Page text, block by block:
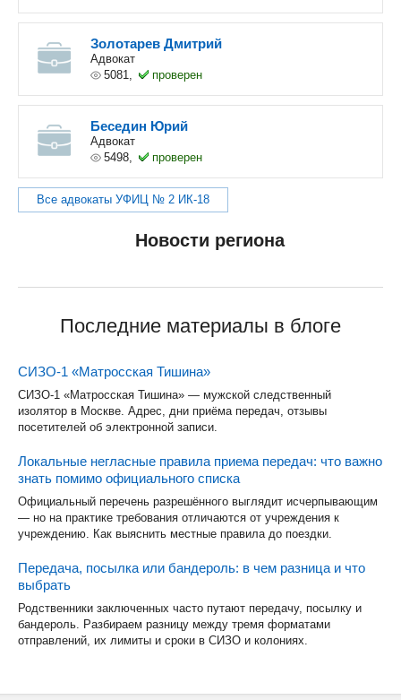
Золотарев Дмитрий
Адвокат
5081,
проверен
Беседин Юрий
Адвокат
5498,
проверен
Все адвокаты УФИЦ № 2 ИК-18
Новости региона
Последние материалы в блоге
СИЗО-1 «Матросская Тишина»
СИЗО-1 «Матросская Тишина» — мужской следственный
изолятор в Москве. Адрес, дни приёма передач, отзывы
посетителей об электронной записи.
Локальные негласные правила приема передач: что важно
знать помимо официального списка
Официальный перечень разрешённого выглядит исчерпывающим
— но на практике требования отличаются от учреждения к
учреждению. Как выяснить местные правила до поездки.
Передача, посылка или бандероль: в чем разница и что
выбрать
Родственники заключенных часто путают передачу, посылку и
бандероль. Разбираем разницу между тремя форматами
отправлений, их лимиты и сроки в СИЗО и колониях.